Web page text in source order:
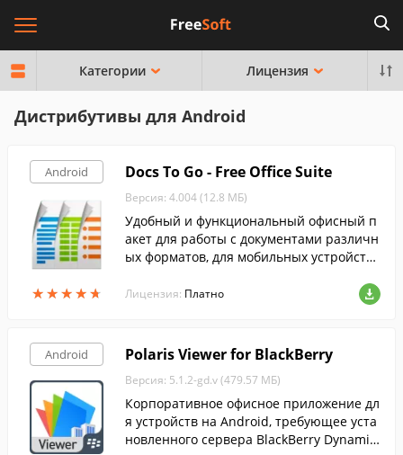
Категории Лицензия
Дистрибутивы для Android
Android
★★★★★
★★★★★
Docs To Go - Free Office Suite
Версия: 4.004 (12.8 МБ)
Удобный и функциональный офисный п
акет для работы с документами различн
ых форматов, для мобильных устройств
Лицензия: Платно
Android Polaris Viewer for BlackBerry
Версия: 5.1.2-gd.v (479.57 МБ)
Корпоративное офисное приложение дл
я устройств на Android, требующее уста
новленного сервера BlackBerry Dynamic